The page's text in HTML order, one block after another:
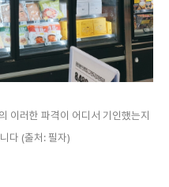
이러한 파격이 어디서 기인했는지
다 (출처: 필자)